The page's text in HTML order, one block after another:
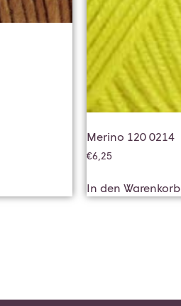
Merino 120 0214
€6,25
In den Warenkorb